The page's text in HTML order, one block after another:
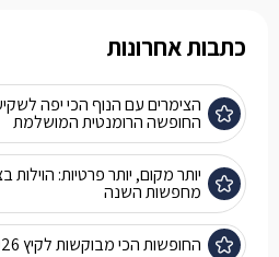
כתבות אחרונות
הצימרים עם הנוף הכי יפה
החופשה הרומנטית המושלמת
יותר מקום, יותר פרטיות:
מחפשות השנה
החופשות הכי מבוקשות לקיץ 2026? דווקא אמצע שבוע